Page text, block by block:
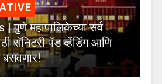
पुणे महापालिकेच्या सर्व
सॅनिटरी पॅड व्हेंडिंग आणि